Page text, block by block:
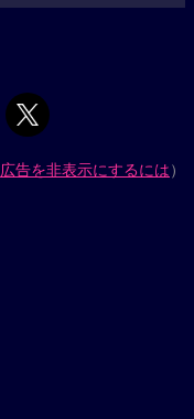
広告を非表示にするには）